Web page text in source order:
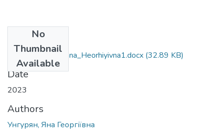
No
Thumbnail
Available
242_Unhuryan_Yana_Heorhiyivna1.docx (32.89 KB)
Date
2023
Authors
Унгурян, Яна Георгіївна